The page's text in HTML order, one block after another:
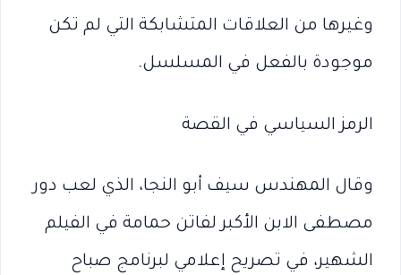
وغيرها من العلاقات المتشابكة التي لم تكن
موجودة بالفعل في المسلسل.
الرمز السياسي في القصة
وقال المهندس سيف أبو النجا، الذي لعب دور
مصطفى الابن الأكبر لفاتن حمامة في الفيلم
الشهير، في تصريح إعلامي لبرنامج صباح